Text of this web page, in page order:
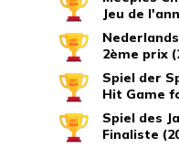
Jeu de
2ème prix
Spiel der
Hit Game
Spiel des
Finaliste